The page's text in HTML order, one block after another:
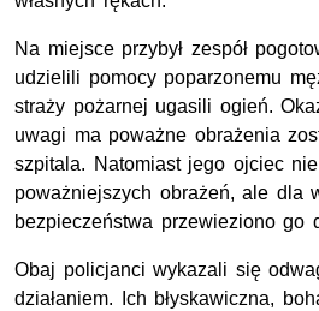
Na miejsce przybył zespół
udzielili pomocy poparzonemu
straży pożarnej ugasili ogień.
uwagi ma poważne obrażenia
szpitala. Natomiast jego ojciec nie
poważniejszych obrażeń, ale dla
bezpieczeństwa przewieziono go
Obaj policjanci wykazali się
działaniem. Ich błyskawiczna,